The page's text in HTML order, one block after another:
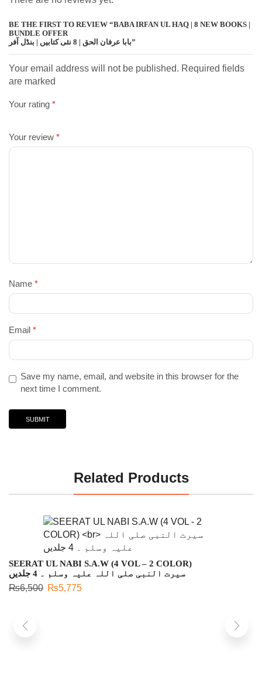
BE THE FIRST TO REVIEW “BABA IRFAN UL HAQ | 8 NEW BOOKS |
BUNDLE OFFER
بابا عرفان الحق | 8 نئی کتابیں | بنڈل آفر”
Your email address will not be published. Required fields
are marked
Your rating *
Your review *
Name *
Email *
Save my name, email, and website in this browser for the
next time I comment.
Related Products
SEERAT UL NABI S.A.W (4 VOL – 2 COLOR)
سیرت النبی صلی اللہ علیہ وسلم ۔ 4 جلدیں
₨6,500 ₨5,775